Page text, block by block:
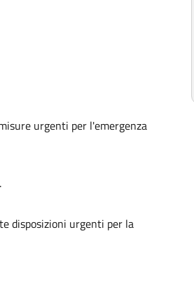
urgenti per l'emergenza
disposizioni urgenti per la